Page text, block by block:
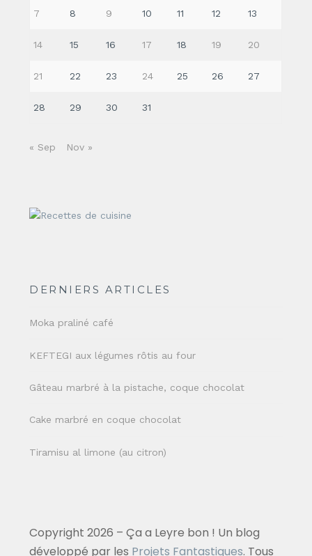
7 8 9 10 11 12 13
14 15 16 17 18 19 20
21 22 23 24 25 26 27
28 29 30 31
« Sep Nov »
DERNIERS ARTICLES
Moka praliné café
KEFTEGI aux légumes rôtis au four
Gâteau marbré à la pistache, coque chocolat
Cake marbré en coque chocolat
Tiramisu al limone (au citron)
Copyright 2026 – Ça a Leyre bon ! Un blog
développé par les Projets Fantastiques. Tous